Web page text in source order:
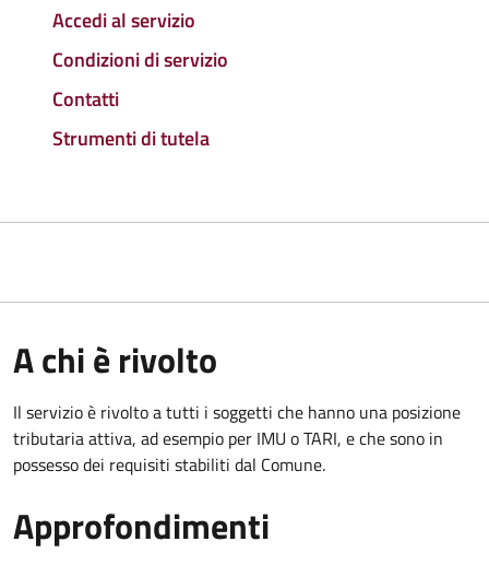
Accedi al servizio
Condizioni di servizio
Contatti
Strumenti di tutela
A chi è rivolto
Il servizio è rivolto a tutti i soggetti che hanno una posizione
tributaria attiva, ad esempio per IMU o TARI, e che sono in
possesso dei requisiti stabiliti dal Comune.
Approfondimenti